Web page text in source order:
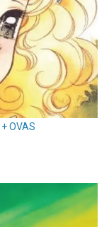
OVAS